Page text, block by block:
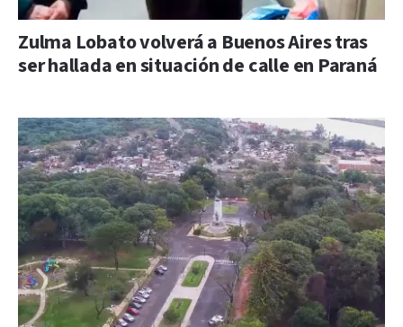
Zulma Lobato volverá a Buenos Aires tras
ser hallada en situación de calle en Paraná